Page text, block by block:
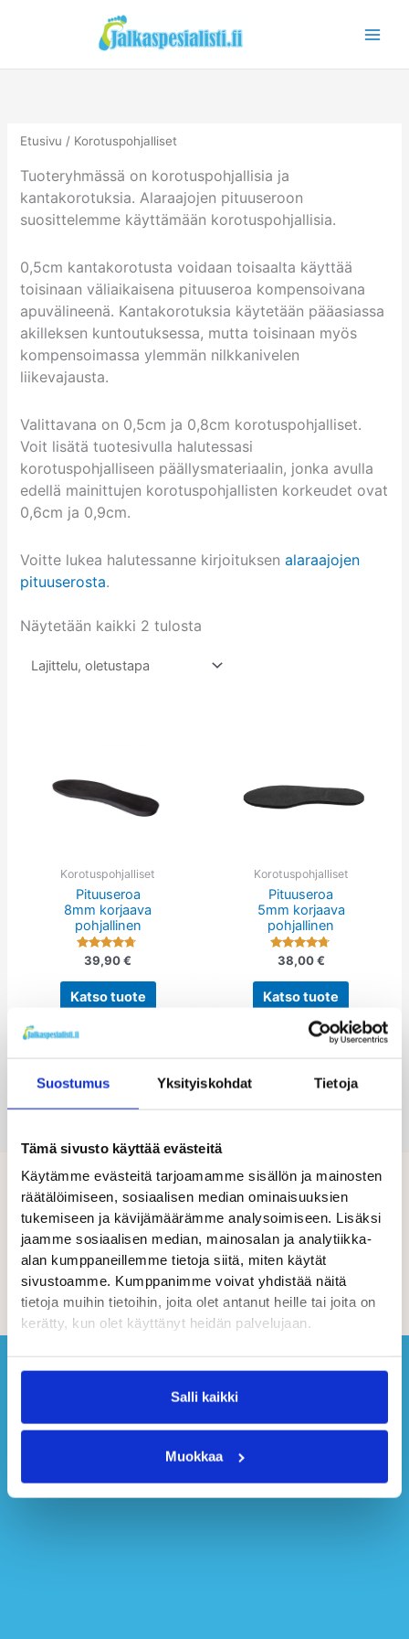
Suostumus Yksityiskohdat Tietoja
Tämä sivusto käyttää evästeitä
Käytämme evästeitä tarjoamamme sisällön ja mainosten
räätälöimiseen, sosiaalisen median ominaisuuksien
tukemiseen ja kävijämäärämme analysoimiseen. Lisäksi
jaamme sosiaalisen median, mainosalan ja analytiikka-
alan kumppaneillemme tietoja siitä, miten käytät
sivustoamme. Kumppanimme voivat yhdistää näitä
tietoja muihin tietoihin, joita olet antanut heille tai joita on
kerätty, kun olet käyttänyt heidän palvelujaan.
Salli kaikki
Muokkaa
Etusivu / Korotuspohjalliset
Tuoteryhmässä on korotuspohjallisia ja
kantakorotuksia. Alaraajojen pituuseroon
suosittelemme käyttämään korotuspohjallisia.
0,5cm kantakorotusta voidaan toisaalta käyttää
toisinaan väliaikaisena pituuseroa kompensoivana
apuvälineenä. Kantakorotuksia käytetään pääasiassa
akilleksen kuntoutuksessa, mutta toisinaan myös
kompensoimassa ylemmän nilkkanivelen
liikevajausta.
Valittavana on 0,5cm ja 0,8cm korotuspohjalliset.
Voit lisätä tuotesivulla halutessasi
korotuspohjalliseen päällysmateriaalin, jonka avulla
edellä mainittujen korotuspohjallisten korkeudet ovat
0,6cm ja 0,9cm.
Voitte lukea halutessanne kirjoituksenalaraajojen
pituuserosta.
Näytetään kaikki 2 tulosta
Korotuspohjalliset
Pituuseroa
8mm korjaava
pohjallinen
Arvostelu
tuotteesta:
4.59
/ 5
39,90€
Katso tuote
useampi
Korotuspohjalliset
Pituuseroa
5mm korjaava
pohjallinen
Arvostelu
tuotteesta:
4.57
/ 5
38,00€
Katso tuote
on
useampi